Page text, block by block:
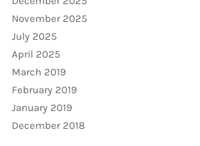
November 2025
July 2025
April 2025
March 2019
February 2019
January 2019
December 2018